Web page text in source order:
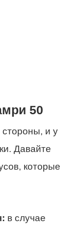
50
и у
Давайте
которые
в случае